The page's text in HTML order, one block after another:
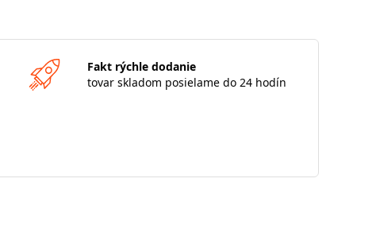
Fakt rýchle dodanie
tovar skladom posielame do 24 hodín